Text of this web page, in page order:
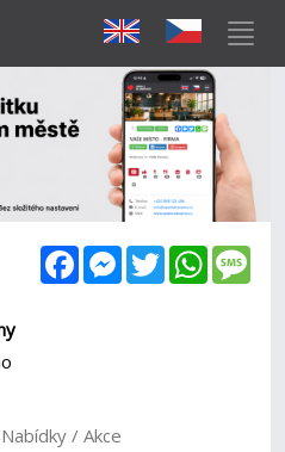
FacebookMessenger
Twitter
Nabídky / Akce